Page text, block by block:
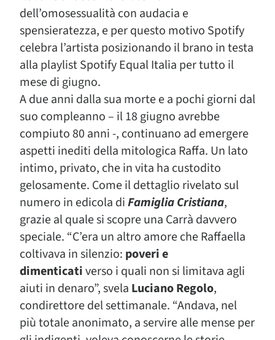
dell’omosessualità con audacia e
spensieratezza, e per questo motivo Spotify
celebra l’artista posizionando il brano in testa
alla playlist Spotify Equal Italia per tutto il
mese di giugno.
A due anni dalla sua morte e a pochi giorni dal
suo compleanno – il 18 giugno avrebbe
compiuto 80 anni -, continuano ad emergere
aspetti inediti della mitologica Raffa. Un lato
intimo, privato, che in vita ha custodito
gelosamente. Come il dettaglio rivelato sul
numero in edicola diFamiglia Cristiana,
grazie al quale si scopre una Carrà davvero
speciale. “C’era un altro amore che Raffaella
coltivava in silenzio: poveri e
dimenticativerso i quali non si limitava agli
aiuti in denaro”, svela Luciano Regolo,
condirettore del settimanale. “Andava, nel
più totale anonimato, a servire alle mense per